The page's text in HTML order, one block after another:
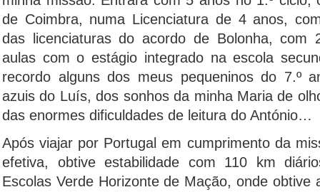
de Coimbra, numa Licenciatura de 4 anos,
das licenciaturas do acordo de Bolonha, com
aulas com o estágio integrado na escola
recordo alguns dos meus pequeninos do 7.º
azuis do Luís, dos sonhos da minha Maria de
das enormes dificuldades de leitura do António…
Após viajar por Portugal em cumprimento da
efetiva, obtive estabilidade com 110 km
Escolas Verde Horizonte de Mação, onde obtive